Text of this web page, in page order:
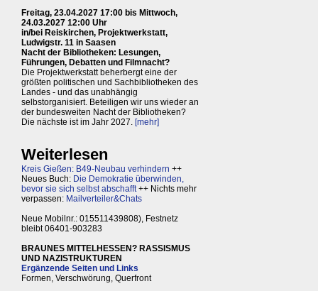
Freitag, 23.04.2027 17:00 bis Mittwoch,
24.03.2027 12:00 Uhr
in/bei Reiskirchen, Projektwerkstatt,
Ludwigstr. 11 in Saasen
Nacht der Bibliotheken: Lesungen,
Führungen, Debatten und Filmnacht?
Die Projektwerkstatt beherbergt eine der
größten politischen und Sachbibliotheken des
Landes - und das unabhängig
selbstorganisiert. Beteiligen wir uns wieder an
der bundesweiten Nacht der Bibliotheken?
Die nächste ist im Jahr 2027. [mehr]
Weiterlesen
Kreis Gießen: B49-Neubau verhindern ++
Neues Buch: Die Demokratie überwinden,
bevor sie sich selbst abschafft++ Nichts mehr
verpassen: Mailverteiler&Chats
Neue Mobilnr.: 015511439808), Festnetz
bleibt 06401-903283
BRAUNES MITTELHESSEN? RASSISMUS
UND NAZISTRUKTUREN
Ergänzende Seiten und Links
Formen, Verschwörung, Querfront